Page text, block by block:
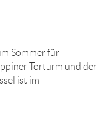
Sommer für
Torturm und der
ist im